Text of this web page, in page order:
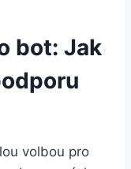
bot: ‌Jak
volbou ⁣pro